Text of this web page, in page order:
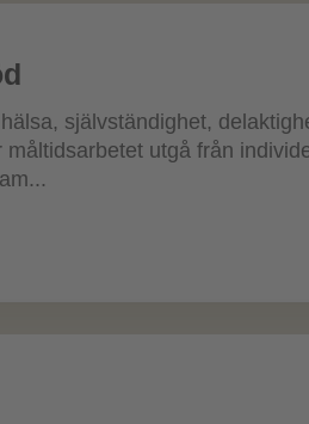
självständighet,
utgå från